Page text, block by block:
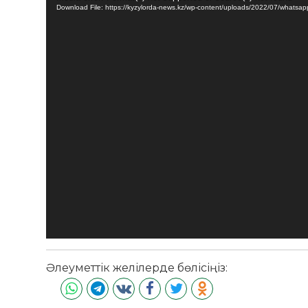
плейер
Download File: https://kyzylorda-news.kz/wp-content/uploads/2022/07/
Әлеуметтік желілерде бөлісіңіз: